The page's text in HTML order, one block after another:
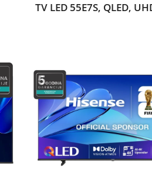
TV LED 55E7S, QLED,